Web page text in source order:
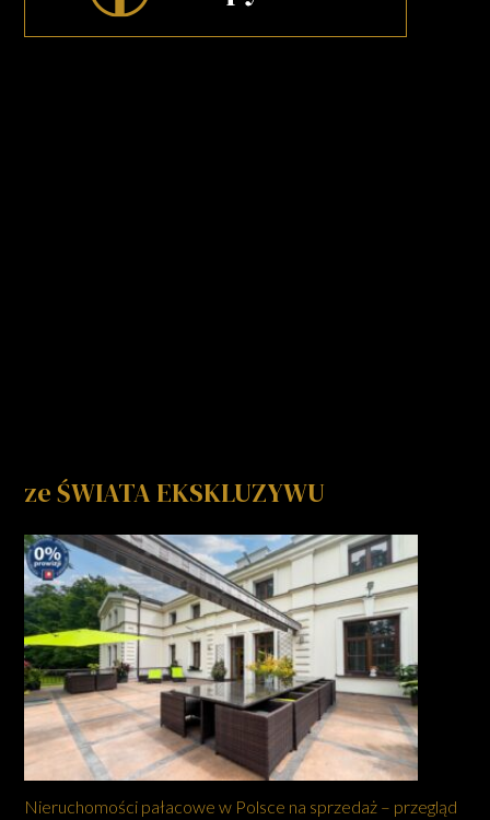
ze ŚWIATA EKSKLUZYWU
Nieruchomości pałacowe w Polsce na sprzedaż – przegląd